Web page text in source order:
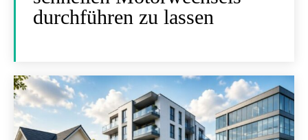
durchführen zu lassen